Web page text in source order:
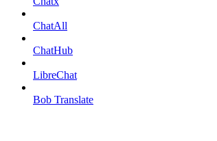
ChatAll
ChatHub
LibreChat
Bob Translate